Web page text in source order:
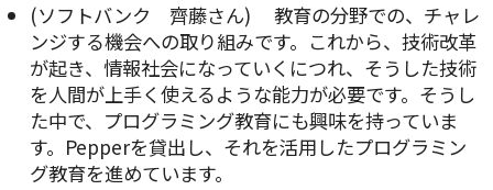
(ソフトバンク 齊藤さん) 教育の分野での、チャレ
ンジする機会への取り組みです。これから、技術改革
が起き、情報社会になっていくにつれ、そうした技術
を人間が上手く使えるような能力が必要です。そうし
た中で、プログラミング教育にも興味を持っていま
す。Pepperを貸出し、それを活用したプログラミン
グ教育を進めています。